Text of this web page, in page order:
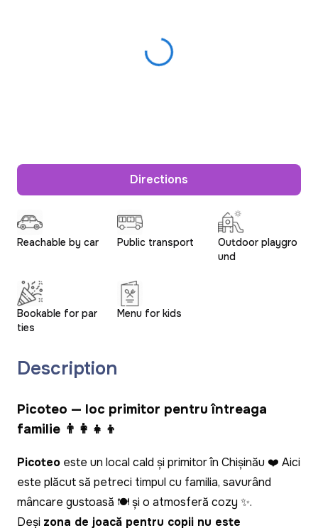
Reachable by car Public transport
Outdoor playgro
und
Bookable for par
ties
Menu for kids
Description
Picoteo — loc primitor pentru întreaga
familie 👨‍👩‍👧‍👦
Picoteo este un local cald și primitor în Chișinău ❤️ Aici
este plăcut să petreci timpul cu familia, savurând
mâncare gustoasă 🍽️ și o atmosferă cozy ✨.
Deși zona de joacă pentru copii nu este
Directions